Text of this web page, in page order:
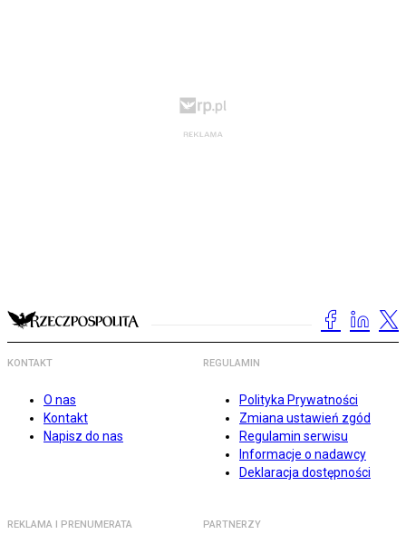
KONTAKT
O nas
Kontakt
Napisz do nas
REGULAMIN
Polityka Prywatności
Zmiana ustawień zgód
Regulamin serwisu
Informacje o nadawcy
Deklaracja dostępności
REKLAMA I PRENUMERATA PARTNERZY